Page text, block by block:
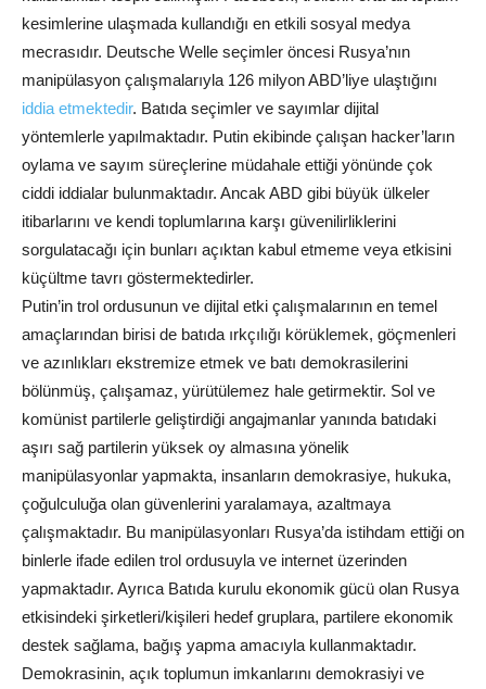
kesimlerine ulaşmada kullandığı en etkili sosyal medya
mecrasıdır. Deutsche Welle seçimler öncesi Rusya’nın
manipülasyon çalışmalarıyla 126 milyon ABD’liye ulaştığını
iddia etmektedir. Batıda seçimler ve sayımlar dijital
yöntemlerle yapılmaktadır. Putin ekibinde çalışan hacker’ların
oylama ve sayım süreçlerine müdahale ettiği yönünde çok
ciddi iddialar bulunmaktadır. Ancak ABD gibi büyük ülkeler
itibarlarını ve kendi toplumlarına karşı güvenilirliklerini
sorgulatacağı için bunları açıktan kabul etmeme veya etkisini
küçültme tavrı göstermektedirler.
Putin’in trol ordusunun ve dijital etki çalışmalarının en temel
amaçlarından birisi de batıda ırkçılığı körüklemek, göçmenleri
ve azınlıkları ekstremize etmek ve batı demokrasilerini
bölünmüş, çalışamaz, yürütülemez hale getirmektir. Sol ve
komünist partilerle geliştirdiği angajmanlar yanında batıdaki
aşırı sağ partilerin yüksek oy almasına yönelik
manipülasyonlar yapmakta, insanların demokrasiye, hukuka,
çoğulculuğa olan güvenlerini yaralamaya, azaltmaya
çalışmaktadır. Bu manipülasyonları Rusya’da istihdam ettiği on
binlerle ifade edilen trol ordusuyla ve internet üzerinden
yapmaktadır. Ayrıca Batıda kurulu ekonomik gücü olan Rusya
etkisindeki şirketleri/kişileri hedef gruplara, partilere ekonomik
destek sağlama, bağış yapma amacıyla kullanmaktadır.
Demokrasinin, açık toplumun imkanlarını demokrasiyi ve